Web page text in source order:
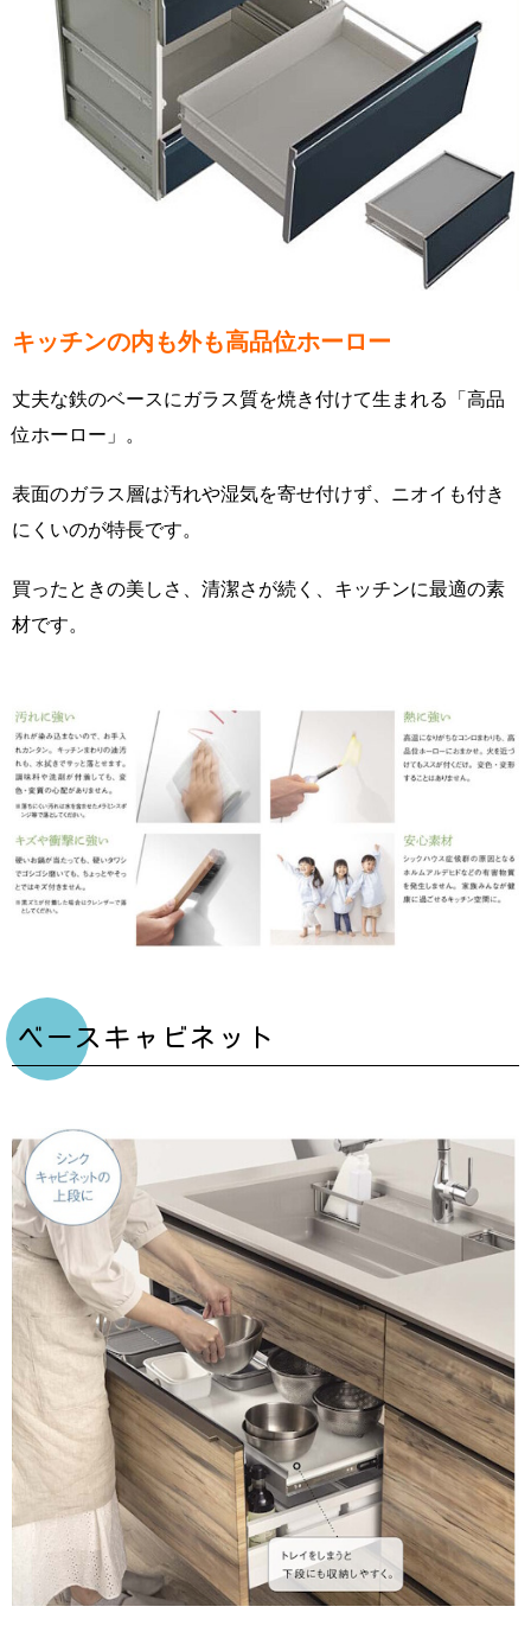
キッチンの内も外も高品位ホーロー
丈夫な鉄のベースにガラス質を焼き付けて生まれる「高品
位ホーロー」。
表面のガラス層は汚れや湿気を寄せ付けず、ニオイも付き
にくいのが特長です。
買ったときの美しさ、清潔さが続く、キッチンに最適の素
材です。
ベースキャビネット